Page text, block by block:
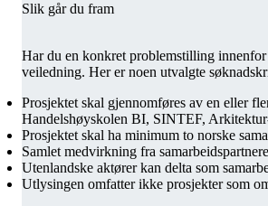
Slik går du fram
Har du en konkret problemstilling innenfor
veiledning. Her er noen utvalgte
Prosjektet skal gjennomføres av en eller
Handelshøyskolen BI, SINTEF,
Prosjektet skal ha minimum to norske
Samlet medvirkning fra
Utenlandske aktører kan delta som
Utlysingen omfatter ikke prosjekter som